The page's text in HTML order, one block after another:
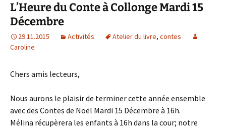
L’Heure du Conte à Collonge Mardi 15
Décembre
29.11.2015 Activités Atelier du livre, contes
Caroline
Chers amis lecteurs,
Nous aurons le plaisir de terminer cette année ensemble
avec des Contes de Noël Mardi 15 Décembre à 16h.
Mélina récupèrera les enfants à 16h dans la cour; notre